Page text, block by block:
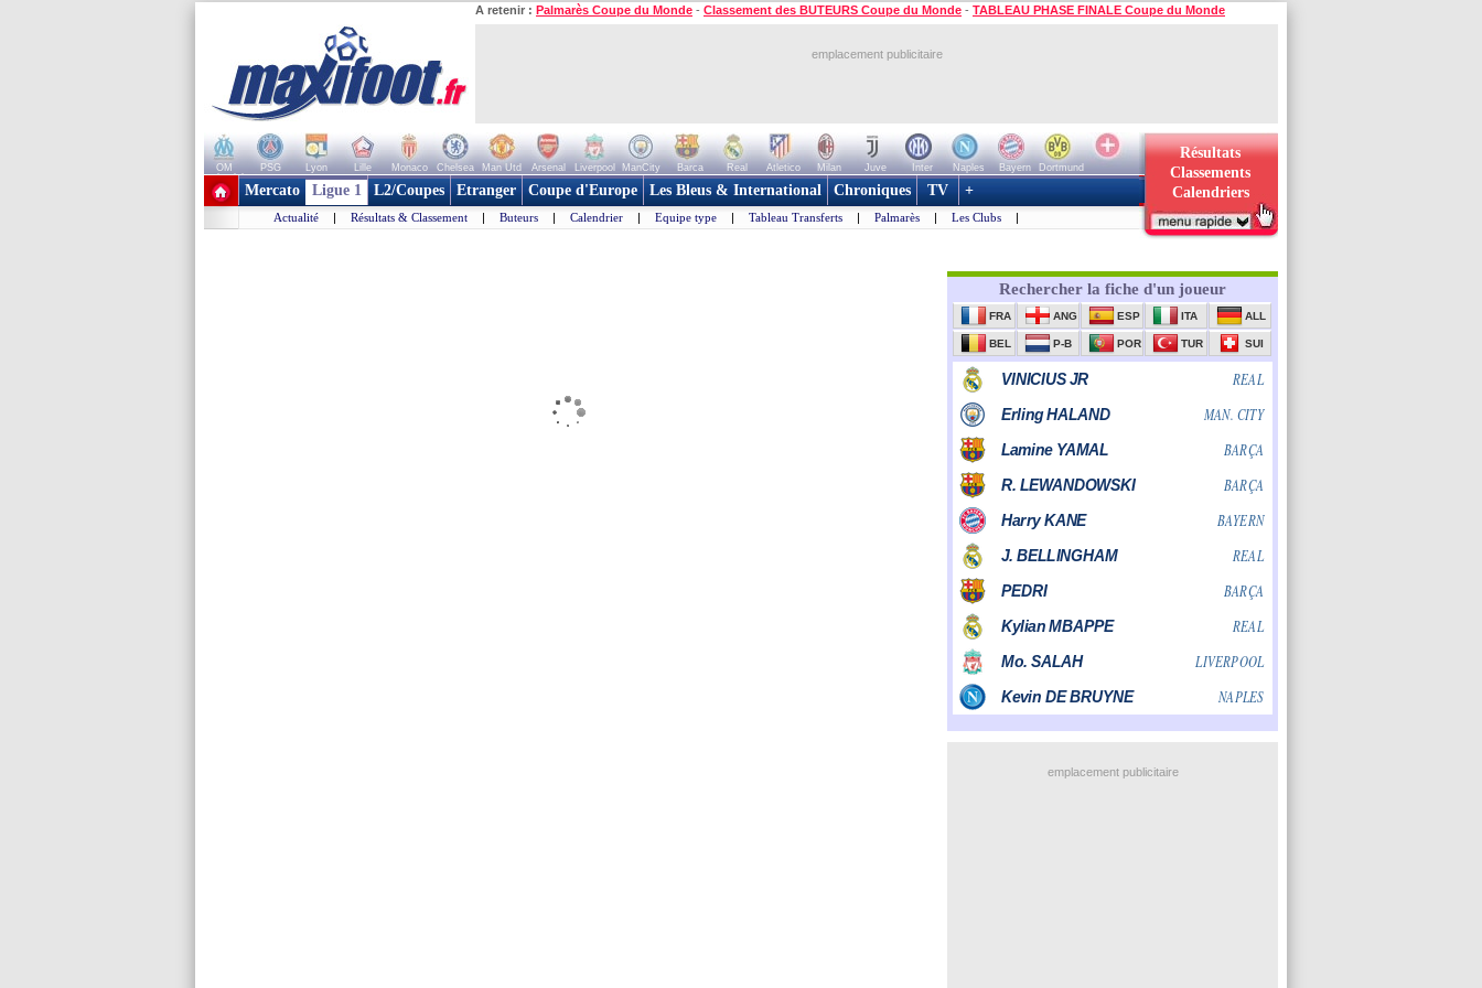
A retenir : Palmarès Coupe du Monde - Classement des BUTEURS Coupe du Monde - TABLEAU PHASE FINALE Coupe du Monde
emplacement publicitaire
OM PSG Lyon Lille Monaco Chelsea Man Utd Arsenal Liverpool ManCity Barca Real Atletico Milan Juve Inter Naples Bayern
Dortmund
+ de clubs
Résultats
Classements
Calendriers
Mercato Ligue 1 L2/Coupes Etranger Coupe d'Europe Les Bleus & International Chroniques TV +
Actualité | Résultats & Classement | Buteurs | Calendrier | Equipe type | Tableau Transferts | Palmarès | Les Clubs |
emplacement publicitaire